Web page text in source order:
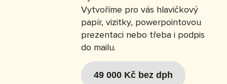
Vytvoříme pro vás hlavičkový
papír, vizitky, powerpointovou
prezentaci nebo třeba i podpis
do mailu.
49 000 Kč bez dph